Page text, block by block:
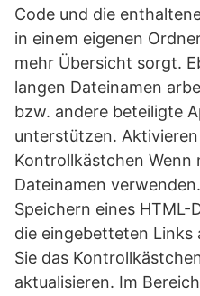
Code und die
in einem eigenen
mehr Übersicht sorgt.
langen Dateinamen
bzw. andere beteiligte
unterstützen.
Kontrollkästchen Wenn
Dateinamen
Speichern eines
die eingebetteten Links
Sie das
aktualisieren. Im